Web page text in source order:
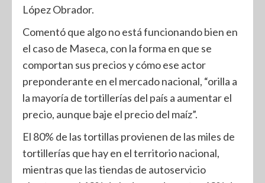
López Obrador.
Comentó que algo no está funcionando bien en
el caso de Maseca, con la forma en que se
comportan sus precios y cómo ese actor
preponderante en el mercado nacional, “orilla a
la mayoría de tortillerías del país a aumentar el
precio, aunque baje el precio del maíz”.
El 80% de las tortillas provienen de las miles de
tortillerías que hay en el territorio nacional,
mientras que las tiendas de autoservicio